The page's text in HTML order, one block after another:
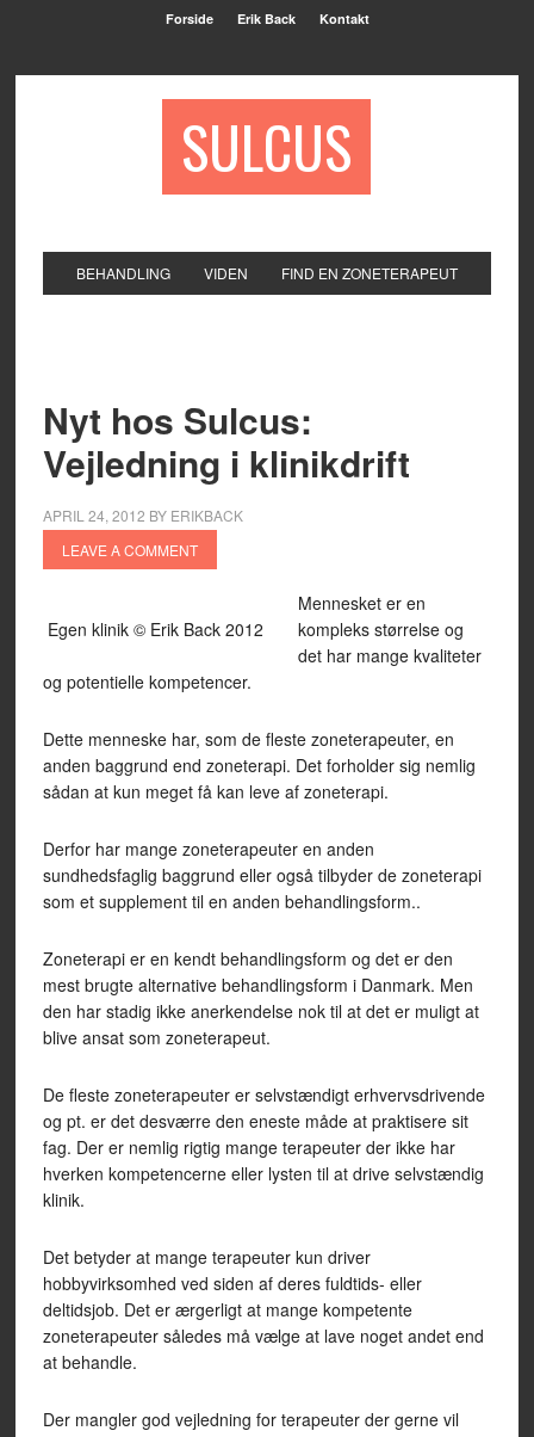
Forside Erik Back Kontakt
SULCUS
BEHANDLING VIDEN FIND EN ZONETERAPEUT
Nyt hos Sulcus:
Vejledning i klinikdrift
APRIL 24, 2012 BY ERIKBACK
LEAVE A COMMENT
Egen klinik © Erik Back 2012
Mennesket er en
kompleks størrelse og
det har mange kvaliteter
og potentielle kompetencer.
Dette menneske har, som de fleste zoneterapeuter, en
anden baggrund end zoneterapi. Det forholder sig nemlig
sådan at kun meget få kan leve af zoneterapi.
Derfor har mange zoneterapeuter en anden
sundhedsfaglig baggrund eller også tilbyder de zoneterapi
som et supplement til en anden behandlingsform..
Zoneterapi er en kendt behandlingsform og det er den
mest brugte alternative behandlingsform i Danmark. Men
den har stadig ikke anerkendelse nok til at det er muligt at
blive ansat som zoneterapeut.
De fleste zoneterapeuter er selvstændigt erhvervsdrivende
og pt. er det desværre den eneste måde at praktisere sit
fag. Der er nemlig rigtig mange terapeuter der ikke har
hverken kompetencerne eller lysten til at drive selvstændig
klinik.
Det betyder at mange terapeuter kun driver
hobbyvirksomhed ved siden af deres fuldtids- eller
deltidsjob. Det er ærgerligt at mange kompetente
zoneterapeuter således må vælge at lave noget andet end
at behandle.
Der mangler god vejledning for terapeuter der gerne vil